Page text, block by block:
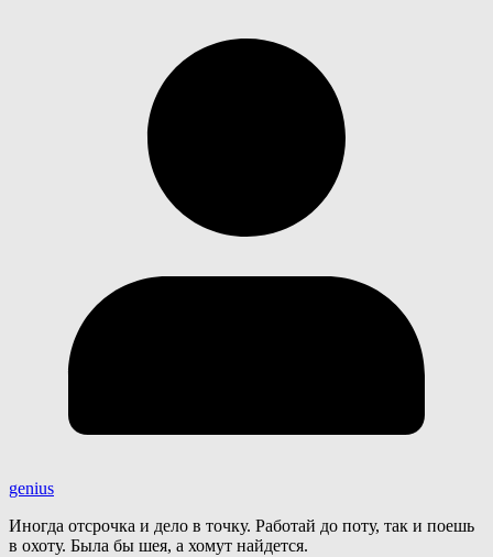
genius
Иногда отсрочка и дело в точку. Работай до поту, так и поешь
в охоту. Была бы шея, а хомут найдется.